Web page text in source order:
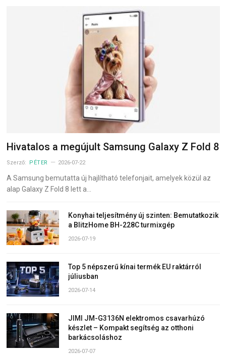
Hivatalos a megújult Samsung Galaxy Z Fold 8
Szerző: PÉTER 2026-07-22
A Samsung bemutatta új hajlítható telefonjait, amelyek közül az
alap Galaxy Z Fold 8 lett a…
Konyhai teljesítmény új szinten: Bemutatkozik
a BlitzHome BH-228C turmixgép
2026-07-19
Top 5 népszerű kínai termék EU raktárról
júliusban
2026-07-14
JIMI JM-G3136N elektromos csavarhúzó
készlet – Kompakt segítség az otthoni
barkácsoláshoz
2026-07-07